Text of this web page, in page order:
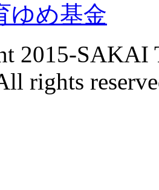
ゆめ基金
2015-SAKAI
rights